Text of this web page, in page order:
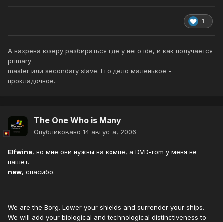
1
А нахрена юзеру разбираться где у него ide, и как получается
primary
master или secondary slave. Его дело маленькое -
прокладочное.
The One Who is Many
Опубликовано 14 августа, 2006
Elfwine, но мне они нужны на компе, а DVD-rom у меня не
пашет.
new, спасибо.
We are the Borg. Lower your shields and surrender your ships.
We will add your biological and technological distinctiveness to